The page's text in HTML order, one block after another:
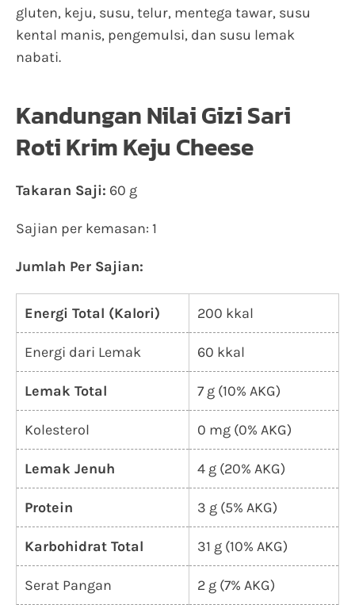
gluten, keju, susu, telur, mentega tawar, susu
kental manis, pengemulsi, dan susu lemak
nabati.
Kandungan Nilai Gizi Sari
Roti Krim Keju Cheese
Takaran Saji: 60 g
Sajian per kemasan: 1
Jumlah Per Sajian:
Energi Total (Kalori) 200 kkal
Energi dari Lemak 60 kkal
Lemak Total 7 g (10% AKG)
Kolesterol 0 mg (0% AKG)
Lemak Jenuh 4 g (20% AKG)
Protein 3 g (5% AKG)
Karbohidrat Total 31 g (10% AKG)
Serat Pangan 2 g (7% AKG)